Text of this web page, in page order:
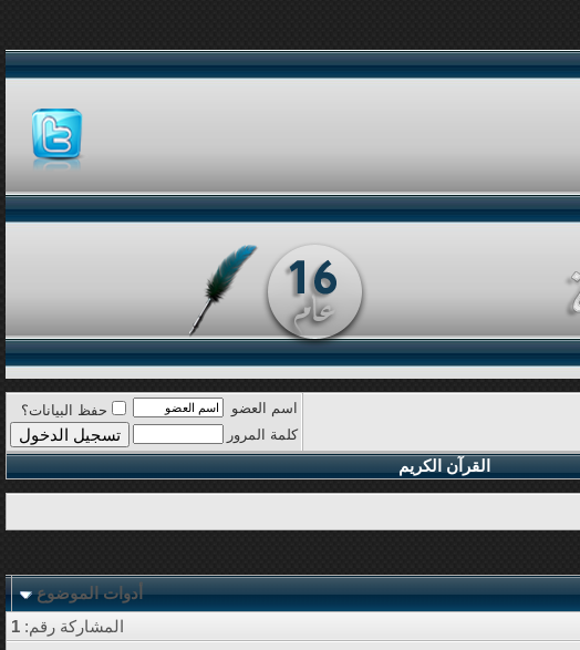
اسم العضو
حفظ البيانات؟
كلمة المرور
القرآن الكريم
أدوات الموضوع
المشاركة رقم: 1